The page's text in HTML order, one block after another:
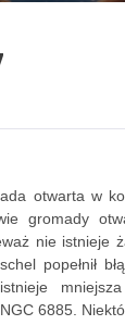
otwarta w
gromady
nie istnieje
popełnił
6885.